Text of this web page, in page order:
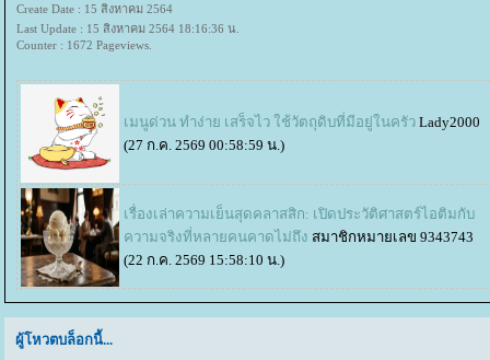
Create Date : 15 สิงหาคม 2564
Last Update : 15 สิงหาคม 2564 18:16:36 น.
Counter : 1672 Pageviews.
เมนูด่วน ทำง่าย เสร็จไว ใช้วัตถุดิบที่มีอยู่ในครัว Lady2000
(27 ก.ค. 2569 00:58:59 น.)
เรื่องเล่าความเย็นสุดคลาสสิก: เปิดประวัติศาสตร์ไอติมกับ
ความจริงที่หลายคนคาดไม่ถึง สมาชิกหมายเลข 9343743
(22 ก.ค. 2569 15:58:10 น.)
ผู้โหวตบล็อกนี้...